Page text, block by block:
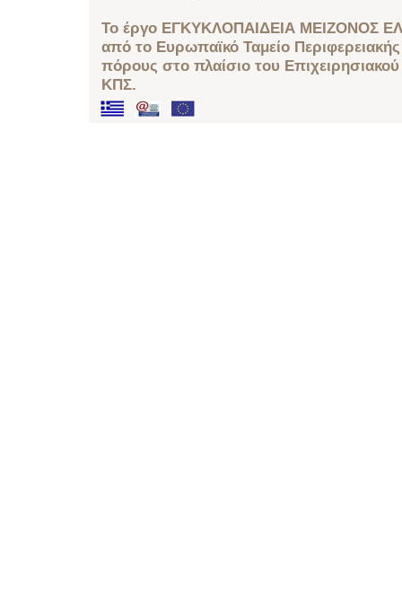
Το έργο ΕΓΚΥΚΛΟΠΑΙΔΕΙΑ ΜΕΙΖΟΝΟΣ
από το Ευρωπαϊκό Ταμείο
πόρους στο πλαίσιο του
ΚΠΣ.